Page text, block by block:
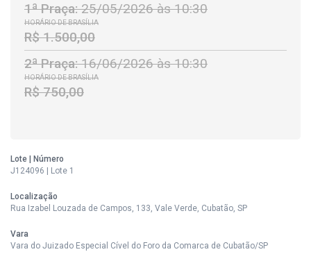
1ª Praça:25/05/2026 às 10:30
HORÁRIO DE BRASÍLIA
R$ 1.500,00
2ª Praça:16/06/2026 às 10:30
HORÁRIO DE BRASÍLIA
R$ 750,00
Lote | Número
J124096 | Lote 1
Localização
Rua Izabel Louzada de Campos, 133, Vale Verde, Cubatão, SP
Vara
Vara do Juizado Especial Cível do Foro da Comarca de Cubatão/SP